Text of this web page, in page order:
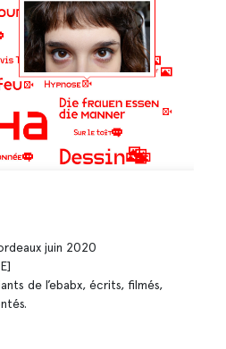
juin 2020
de l’ebabx, écrits, filmés,